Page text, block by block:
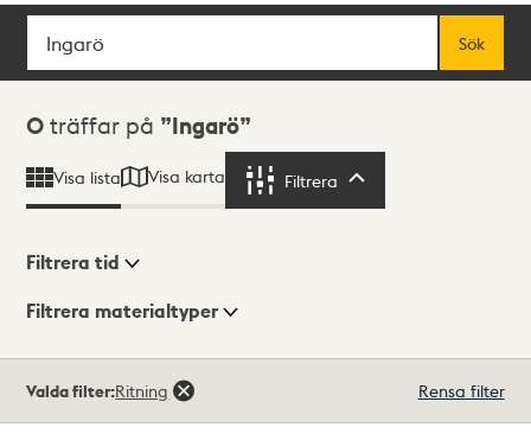
Sök
Sök
Sökresultat
0 träffar på Ingarö
Visa lista Visa karta Filtrera
Visningsläge
Filtrera tid
Filtrera materialtyper
träffar
Valda filter:Ritning Rensa filter